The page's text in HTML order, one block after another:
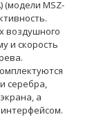
MSZ-
воздушного
и скорость
серебра,
а